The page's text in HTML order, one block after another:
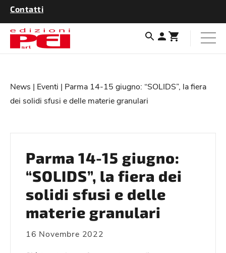
Contatti
News | Eventi | Parma 14-15 giugno: “SOLIDS”, la fiera
dei solidi sfusi e delle materie granulari
Parma 14-15 giugno:
“SOLIDS”, la fiera dei
solidi sfusi e delle
materie granulari
16 Novembre 2022